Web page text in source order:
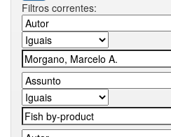
Filtros correntes: